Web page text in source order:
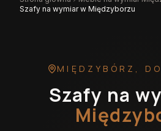
Szafy na wymiar w Międzyborzu
MIĘDZYBÓRZ ,
Szafy na